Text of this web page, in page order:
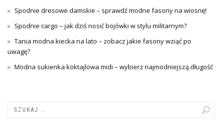
Spodnie dresowe damskie – sprawdź modne fasony na wiosnę!
Spodnie cargo – jak dziś nosić bojówki w stylu militarnym?
Tania modna kiecka na lato – zobacz jakie fasony wziąć po
uwagę?
Modna sukienka koktajlowa midi – wybierz najmodniejszą długość